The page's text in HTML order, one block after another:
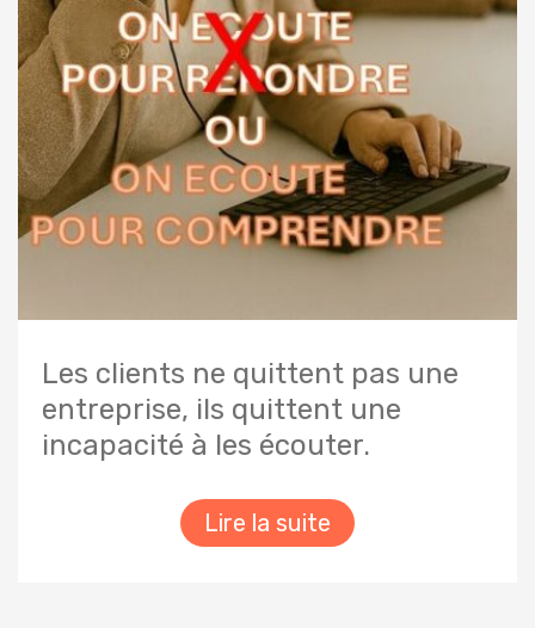
Les clients ne quittent pas une
entreprise, ils quittent une
incapacité à les écouter.
Lire la suite